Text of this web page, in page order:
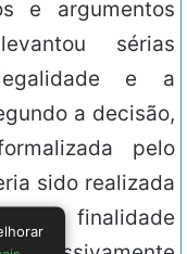
e argumentos
sérias
e a
a decisão,
pelo
sido realizada
a finalidade